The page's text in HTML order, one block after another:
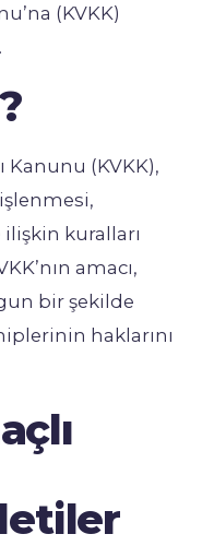
(KVKK)
Kanunu (KVKK),
kuralları
amacı,
bir şekilde
haklarını